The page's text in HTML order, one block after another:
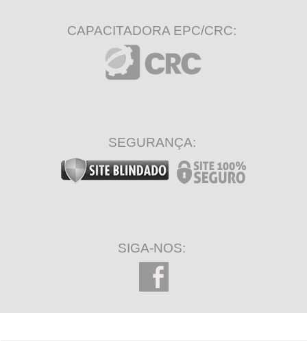
CAPACITADORA EPC/CRC:
SEGURANÇA:
SIGA-NOS: